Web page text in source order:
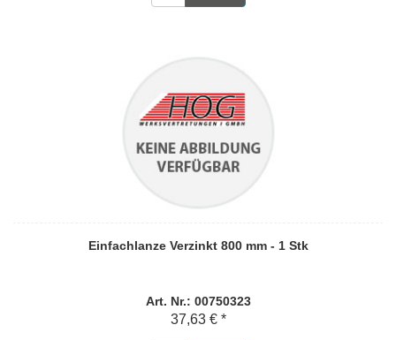
Einfachlanze Verzinkt 800 mm - 1 Stk
Art. Nr.: 00750323
37,63 € *